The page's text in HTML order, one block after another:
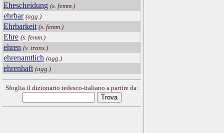
Ehescheidung (s. femm.)
ehrbar (agg.)
Ehrbarkeit (s. femm.)
Ehre (s. femm.)
ehren (v. trans.)
ehrenamtlich (agg.)
ehrenhaft (agg.)
Sfoglia il dizionario tedesco-italiano a partire da: